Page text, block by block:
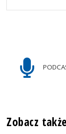
Zobacz także